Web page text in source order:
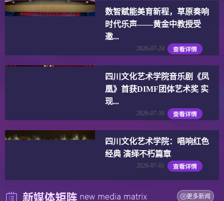
数智赋能美育新程，草原奏响
时代乐声——黄金中教授受
邀...
2026-07-24
四川文化艺术学院音乐剧《凤
凰》首获DIMF团体艺术奖 实
现...
2026-07-10
四川文化艺术学院：唱响红色
经典 演绎不朽篇章
2026-07-01
更多新闻